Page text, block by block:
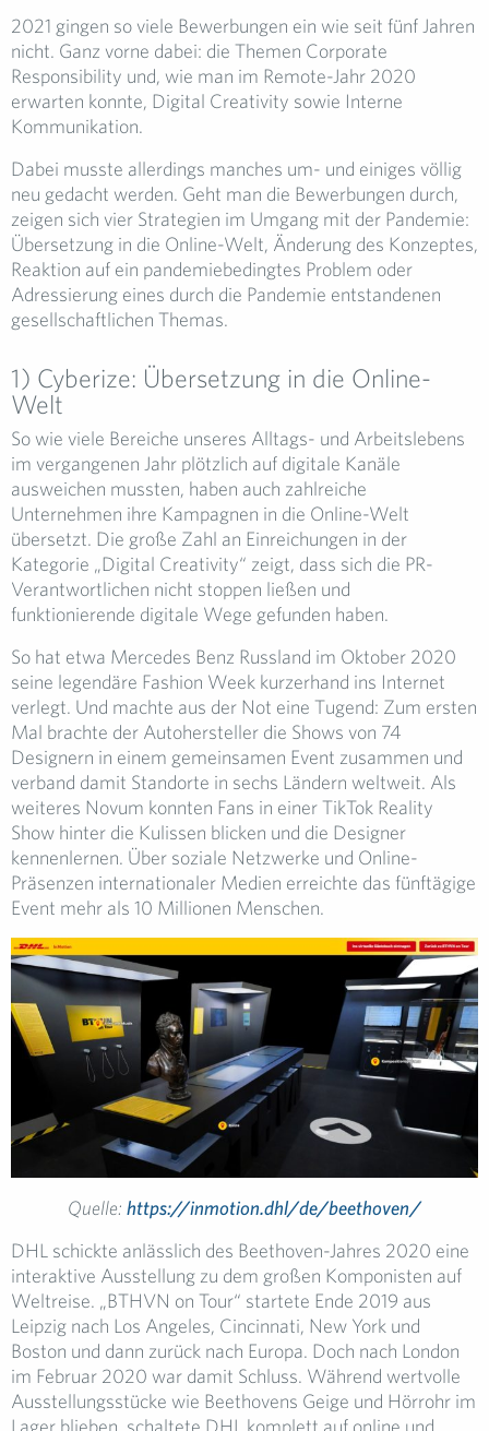
2021 gingen so viele Bewerbungen ein wie seit fünf Jahren
nicht. Ganz vorne dabei: die Themen Corporate
Responsibility und, wie man im Remote-Jahr 2020
erwarten konnte, Digital Creativity sowie Interne
Kommunikation.
Dabei musste allerdings manches um- und einiges völlig
neu gedacht werden. Geht man die Bewerbungen durch,
zeigen sich vier Strategien im Umgang mit der Pandemie:
Übersetzung in die Online-Welt, Änderung des Konzeptes,
Reaktion auf ein pandemiebedingtes Problem oder
Adressierung eines durch die Pandemie entstandenen
gesellschaftlichen Themas.
1) Cyberize: Übersetzung in die Online-
Welt
So wie viele Bereiche unseres Alltags- und Arbeitslebens
im vergangenen Jahr plötzlich auf digitale Kanäle
ausweichen mussten, haben auch zahlreiche
Unternehmen ihre Kampagnen in die Online-Welt
übersetzt. Die große Zahl an Einreichungen in der
Kategorie „Digital Creativity“ zeigt, dass sich die PR-
Verantwortlichen nicht stoppen ließen und
funktionierende digitale Wege gefunden haben.
So hat etwa Mercedes Benz Russland im Oktober 2020
seine legendäre Fashion Week kurzerhand ins Internet
verlegt. Und machte aus der Not eine Tugend: Zum ersten
Mal brachte der Autohersteller die Shows von 74
Designern in einem gemeinsamen Event zusammen und
verband damit Standorte in sechs Ländern weltweit. Als
weiteres Novum konnten Fans in einer TikTok Reality
Show hinter die Kulissen blicken und die Designer
kennenlernen. Über soziale Netzwerke und Online-
Präsenzen internationaler Medien erreichte das fünftägige
Event mehr als 10 Millionen Menschen.
Quelle: https://inmotion.dhl/de/beethoven/
DHL schickte anlässlich des Beethoven-Jahres 2020 eine
interaktive Ausstellung zu dem großen Komponisten auf
Weltreise. „BTHVN on Tour“ startete Ende 2019 aus
Leipzig nach Los Angeles, Cincinnati, New York und
Boston und dann zurück nach Europa. Doch nach London
im Februar 2020 war damit Schluss. Während wertvolle
Ausstellungsstücke wie Beethovens Geige und Hörrohr im
Lager blieben, schaltete DHL komplett auf online und